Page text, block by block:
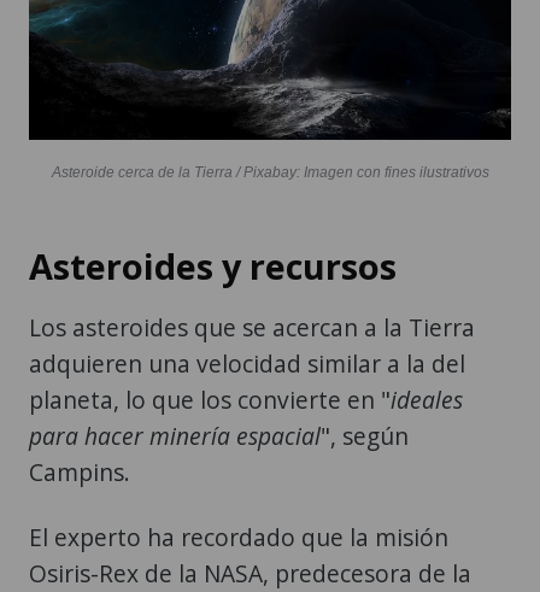
Asteroide cerca de la Tierra / Pixabay: Imagen con fines ilustrativos
Asteroides y recursos
Los asteroides que se acercan a la Tierra
adquieren una velocidad similar a la del
planeta, lo que los convierte en "ideales
para hacer minería espacial", según
Campins.
El experto ha recordado que la misión
Osiris-Rex de la NASA, predecesora de la